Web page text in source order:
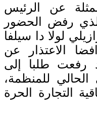
عن الرئيس
الذي رفض الحضور
لولا دا سيلفا
الاعتذار عن
رفعت طلبا إلى
الحالي للمنظمة،
التجارة الحرة